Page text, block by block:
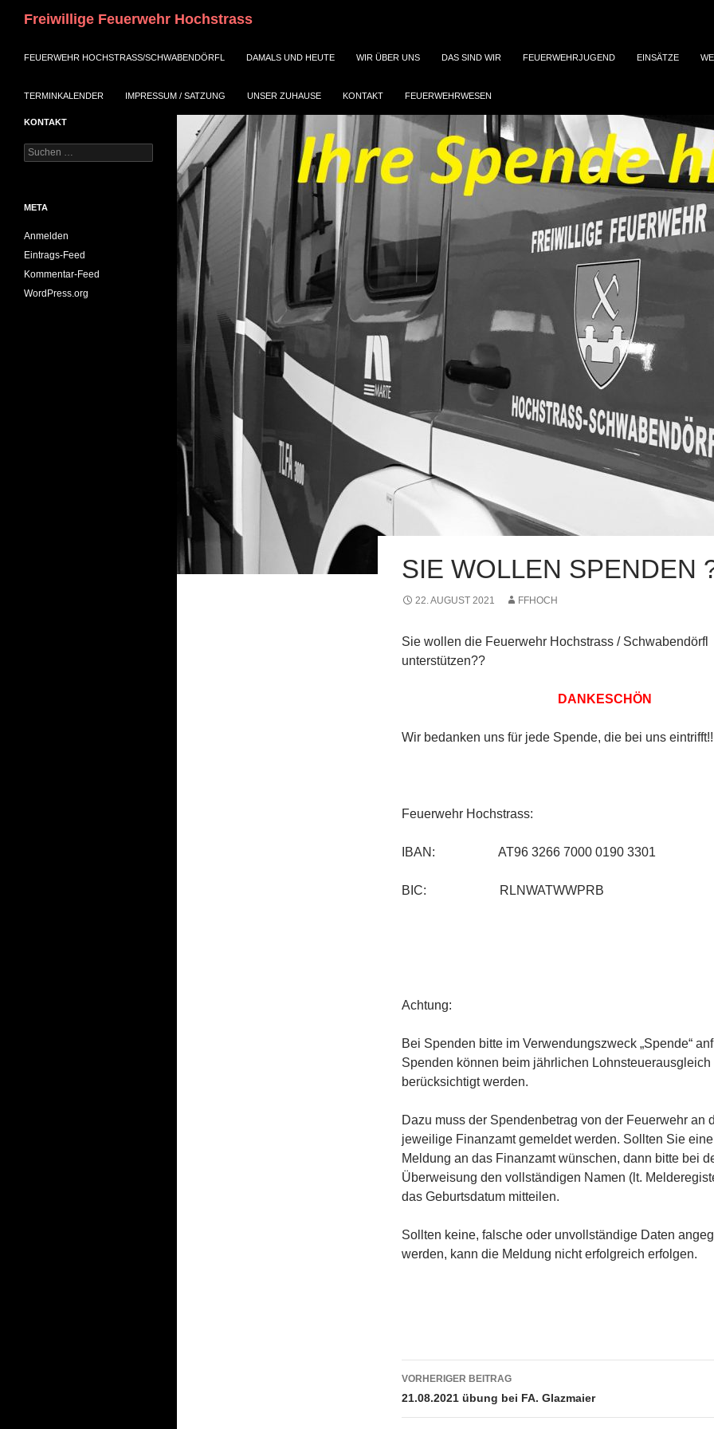
Freiwillige Feuerwehr Hochstrass
FEUERWEHR HOCHSTRASS/SCHWABENDÖRFL
DAMALS UND HEUTE WIR ÜBER UNS DAS SIND WIR FEUERWEHRJUGEND EINSÄTZE
TERMINKALENDER IMPRESSUM / SATZUNG UNSER ZUHAUSE KONTAKT FEUERWEHRWESEN
SIE WOLLEN SPENDEN
22. AUGUST 2021 FFHOCH
Sie wollen die Feuerwehr Hochstrass / Schwabendörfl
unterstützen??
DANKESCHÖN
Wir bedanken uns für jede Spende, die bei uns eintrifft!!
Feuerwehr Hochstrass:
IBAN: AT96 3266 7000 0190 3301
BIC: RLNWATWWPRB
Achtung:
Bei Spenden bitte im Verwendungszweck „Spende“
Spenden können beim jährlichen Lohnsteuerausgleich
berücksichtigt werden.
Dazu muss der Spendenbetrag von der Feuerwehr an
jeweilige Finanzamt gemeldet werden. Sollten Sie
Meldung an das Finanzamt wünschen, dann bitte bei
Überweisung den vollständigen Namen (lt.
das Geburtsdatum mitteilen.
Sollten keine, falsche oder unvollständige Daten
werden, kann die Meldung nicht erfolgreich erfolgen.
Beitragsnavigation
VORHERIGER BEITRAG
21.08.2021 übung bei FA. Glazmaier
KONTAKT
Suchen
nach:
META
Anmelden
Eintrags-Feed
Kommentar-Feed
WordPress.org